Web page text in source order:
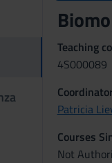
Teaching
4S000089
Patricia
Courses
Not